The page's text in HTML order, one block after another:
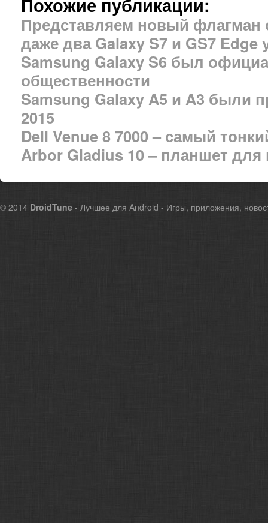
Представляем новый флагман
даже два Galaxy S7 и GS7 Edge
Samsung Galaxy S6 был
общественности
Samsung Galaxy A5 и A3 были
2015
Dell Venue 8 7000 – самый
Arbor Gladius 10 – планшет
© 2014 DroidTune - Лучшее для Android - Игры, приложения,